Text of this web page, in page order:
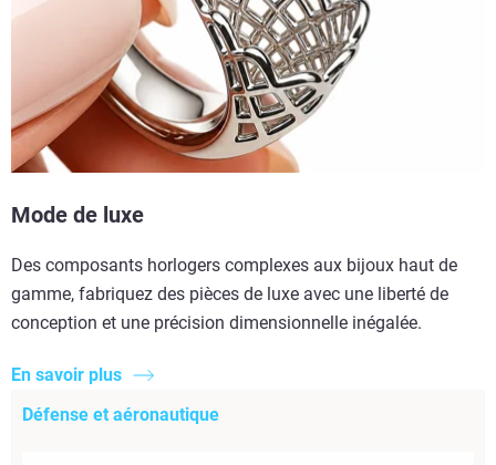
Mode de luxe
Des composants horlogers complexes aux bijoux haut de
gamme, fabriquez des pièces de luxe avec une liberté de
conception et une précision dimensionnelle inégalée.
En savoir plus
Défense et aéronautique